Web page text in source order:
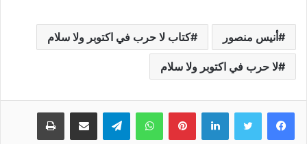
أنيس منصور كتاب لا حرب في اكتوبر ولا سلام
لا حرب في اكتوبر ولا سلام
لينكدإن بينتيريستواتساب تيلقرام مشاركة عبر البريد طباعة